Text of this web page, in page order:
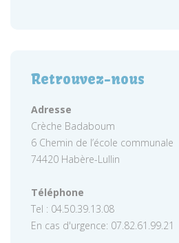
Retrouvez-nous
Adresse
Crèche Badaboum
6 Chemin de l’école communale
74420 Habère-Lullin
Téléphone
Tel : 04.50.39.13.08
En cas d'urgence: 07.82.61.99.21